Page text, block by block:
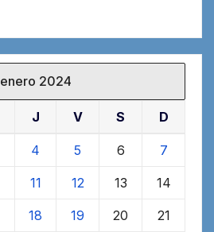
enero 2024
J V S D
4 5 6 7
11 12 13 14
18 19 20 21